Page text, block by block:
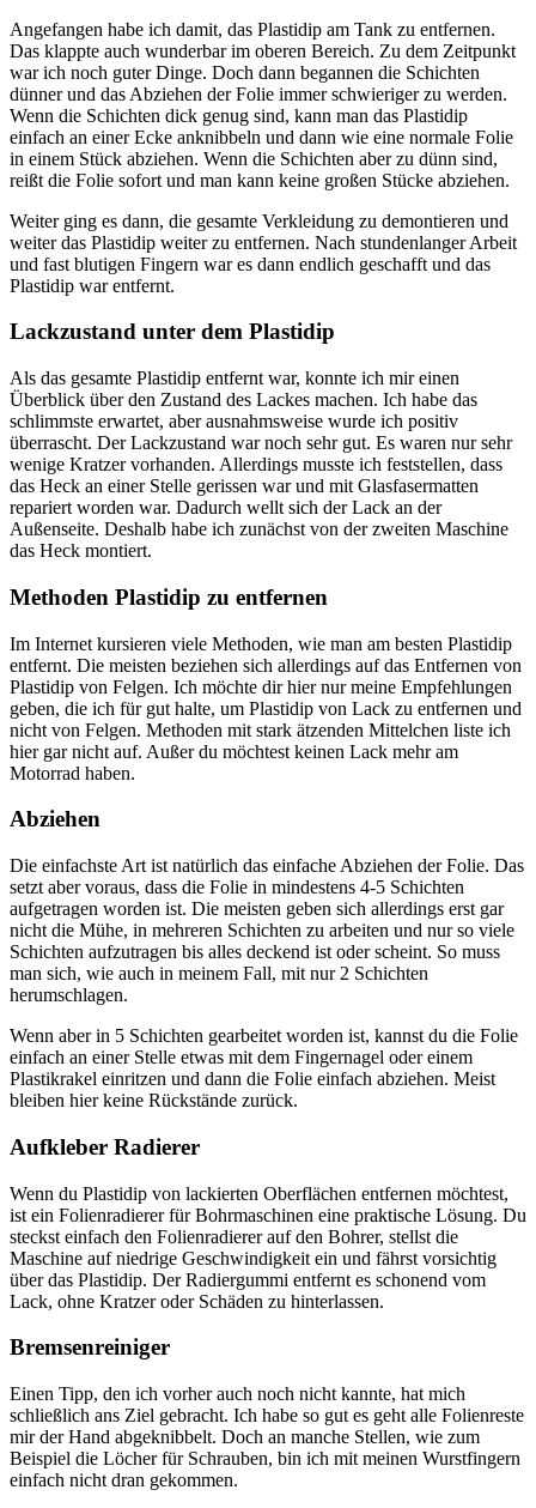
Angefangen habe ich damit, das Plastidip am Tank zu entfernen.
Das klappte auch wunderbar im oberen Bereich. Zu dem Zeitpunkt
war ich noch guter Dinge. Doch dann begannen die Schichten
dünner und das Abziehen der Folie immer schwieriger zu werden.
Wenn die Schichten dick genug sind, kann man das Plastidip
einfach an einer Ecke anknibbeln und dann wie eine normale Folie
in einem Stück abziehen. Wenn die Schichten aber zu dünn sind,
reißt die Folie sofort und man kann keine großen Stücke abziehen.
Weiter ging es dann, die gesamte Verkleidung zu demontieren und
weiter das Plastidip weiter zu entfernen. Nach stundenlanger Arbeit
und fast blutigen Fingern war es dann endlich geschafft und das
Plastidip war entfernt.
Lackzustand unter dem Plastidip
Als das gesamte Plastidip entfernt war, konnte ich mir einen
Überblick über den Zustand des Lackes machen. Ich habe das
schlimmste erwartet, aber ausnahmsweise wurde ich positiv
überrascht. Der Lackzustand war noch sehr gut. Es waren nur sehr
wenige Kratzer vorhanden. Allerdings musste ich feststellen, dass
das Heck an einer Stelle gerissen war und mit Glasfasermatten
repariert worden war. Dadurch wellt sich der Lack an der
Außenseite. Deshalb habe ich zunächst von der zweiten Maschine
das Heck montiert.
Methoden Plastidip zu entfernen
Im Internet kursieren viele Methoden, wie man am besten Plastidip
entfernt. Die meisten beziehen sich allerdings auf das Entfernen von
Plastidip von Felgen. Ich möchte dir hier nur meine Empfehlungen
geben, die ich für gut halte, um Plastidip von Lack zu entfernen und
nicht von Felgen. Methoden mit stark ätzenden Mittelchen liste ich
hier gar nicht auf. Außer du möchtest keinen Lack mehr am
Motorrad haben.
Abziehen
Die einfachste Art ist natürlich das einfache Abziehen der Folie. Das
setzt aber voraus, dass die Folie in mindestens 4-5 Schichten
aufgetragen worden ist. Die meisten geben sich allerdings erst gar
nicht die Mühe, in mehreren Schichten zu arbeiten und nur so viele
Schichten aufzutragen bis alles deckend ist oder scheint. So muss
man sich, wie auch in meinem Fall, mit nur 2 Schichten
herumschlagen.
Wenn aber in 5 Schichten gearbeitet worden ist, kannst du die Folie
einfach an einer Stelle etwas mit dem Fingernagel oder einem
Plastikrakel einritzen und dann die Folie einfach abziehen. Meist
bleiben hier keine Rückstände zurück.
Aufkleber Radierer
Wenn du Plastidip von lackierten Oberflächen entfernen möchtest,
ist ein Folienradierer für Bohrmaschinen eine praktische Lösung. Du
steckst einfach den Folienradierer auf den Bohrer, stellst die
Maschine auf niedrige Geschwindigkeit ein und fährst vorsichtig
über das Plastidip. Der Radiergummi entfernt es schonend vom
Lack, ohne Kratzer oder Schäden zu hinterlassen.
Bremsenreiniger
Einen Tipp, den ich vorher auch noch nicht kannte, hat mich
schließlich ans Ziel gebracht. Ich habe so gut es geht alle Folienreste
mir der Hand abgeknibbelt. Doch an manche Stellen, wie zum
Beispiel die Löcher für Schrauben, bin ich mit meinen Wurstfingern
einfach nicht dran gekommen.